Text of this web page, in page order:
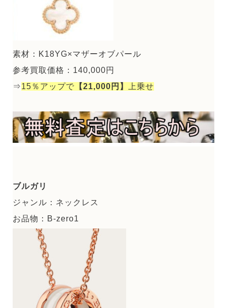
素材：K18YG×マザーオブパール
参考買取価格：140,000円
⇒15％アップで 【21,000円】 上乗せ
ブルガリ
ジャンル：ネックレス
お品物：B-zero1